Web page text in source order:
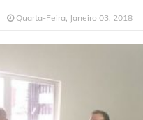
Quarta-Feira, Janeiro 03, 2018